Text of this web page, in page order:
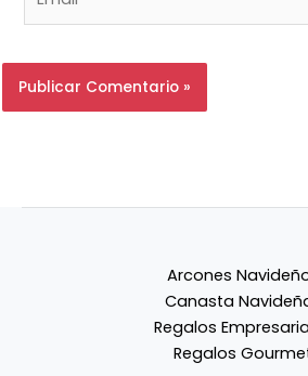
Arcones
Canasta
Regalos
Regalos